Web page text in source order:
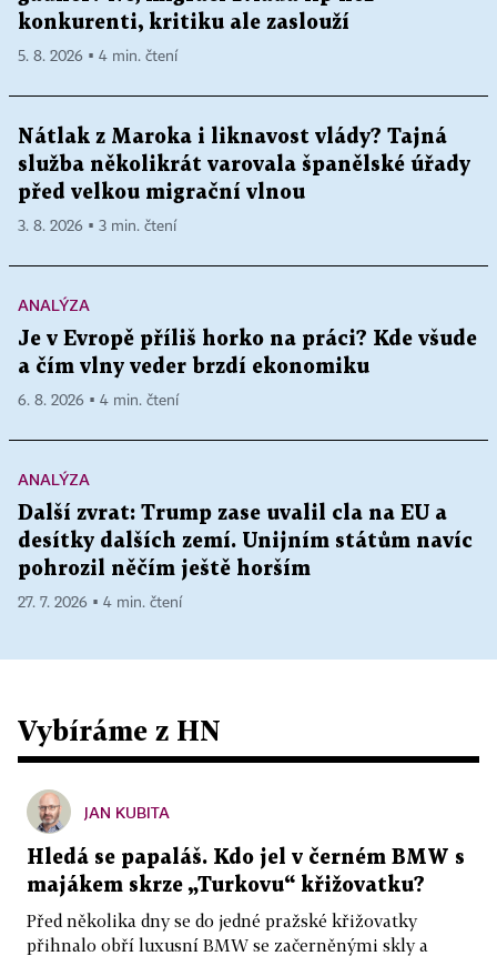
konkurenti, kritiku ale zaslouží
5. 8. 2026 ▪ 4 min. čtení
Nátlak z Maroka i liknavost vlády? Tajná
služba několikrát varovala španělské úřady
před velkou migrační vlnou
3. 8. 2026 ▪ 3 min. čtení
ANALÝZA
Je v Evropě příliš horko na práci? Kde všude
a čím vlny veder brzdí ekonomiku
6. 8. 2026 ▪ 4 min. čtení
ANALÝZA
Další zvrat: Trump zase uvalil cla na EU a
desítky dalších zemí. Unijním státům navíc
pohrozil něčím ještě horším
27. 7. 2026 ▪ 4 min. čtení
Vybíráme z HN
JAN KUBITA
Hledá se papaláš. Kdo jel v černém BMW s
majákem skrze „Turkovu“ křižovatku?
Před několika dny se do jedné pražské křižovatky
přihnalo obří luxusní BMW se začerněnými skly a